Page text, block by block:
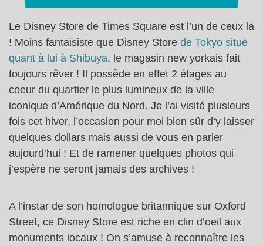
Le Disney Store de Times Square est l’un de ceux là
! Moins fantaisiste que Disney Store de Tokyo situé
quant à lui à Shibuya, le magasin new yorkais fait
toujours rêver ! Il possède en effet 2 étages au
coeur du quartier le plus lumineux de la ville
iconique d’Amérique du Nord. Je l’ai visité plusieurs
fois cet hiver, l’occasion pour moi bien sûr d’y laisser
quelques dollars mais aussi de vous en parler
aujourd’hui ! Et de ramener quelques photos qui
j’espère ne seront jamais des archives !
A l’instar de son homologue britannique sur Oxford
Street, ce Disney Store est riche en clin d’oeil aux
monuments locaux ! On s’amuse à reconnaître les